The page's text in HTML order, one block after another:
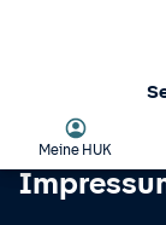
Meine HUK